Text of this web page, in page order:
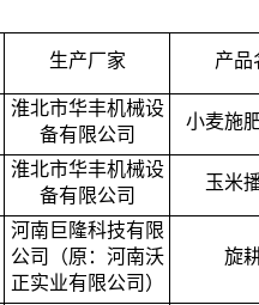
生产厂家 产品
淮北市华丰机械设
备有限公司
小麦施
淮北市华丰机械设
备有限公司
玉米
河南巨隆科技有限
公司（原：河南沃
正实业有限公司）
旋